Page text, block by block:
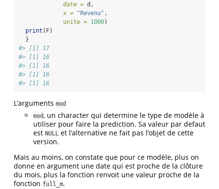
date = d,
x =
"Revenu" ,
unite = 1000)
print (F)
  }
#> [1] 17
#> [1] 16
#> [1] 16
#> [1] 16
#> [1] 16
L’arguments mod
mod, un character qui determine le type de modèle à
utiliser pour faire la prediction. Sa valeur par defaut
est NULL et l’alternative ne fait pas l’objet de cette
version.
Mais au moins, on constate que pour ce modèle, plus on
donne en argument une date qui est proche de la clôture
du mois, plus la fonction renvoit une valeur proche de la
fonction full_m.